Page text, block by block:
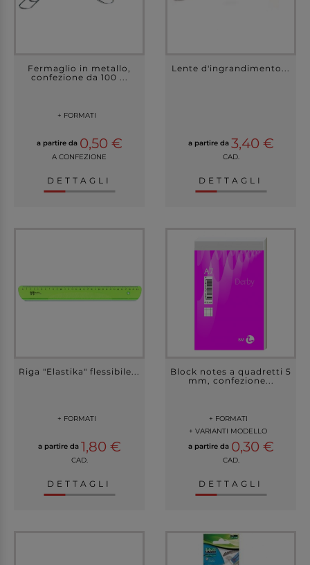
Fermaglio in metallo,
confezione da 100 ...
+ FORMATI
a partire da 0,50 €
A CONFEZIONE
DETTAGLI
Lente d'ingrandimento...
a partire da 3,40 €
CAD.
DETTAGLI
Riga "Elastika" flessibile...
+ FORMATI
a partire da 1,80 €
CAD.
DETTAGLI
Block notes a quadretti 5
mm, confezione...
+ FORMATI
+ VARIANTI MODELLO
a partire da 0,30 €
CAD.
DETTAGLI